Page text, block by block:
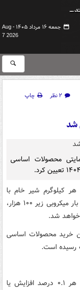
جمعه ۱۶ مرداد ۱۴۰۵ -
Aug
7 2026
۲ نظر
چاپ
شد
محصولات اساسی
کیلوگرم شیر خام با
مشخصات ۳.۲ درصد چربی، ۳ درصد پروتئین و بار میکروبی زیر ۱۰۰ هزار،
خرید محصولات اساسی
در این مصوبه همچنین آمده است که به ازای هر ۰.۱ درصد افزایش یا